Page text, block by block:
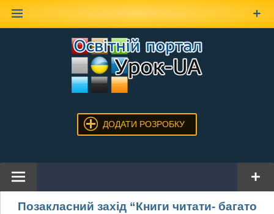
ДОДАТИ РОЗРОБКУ
Позакласний захід “Книги читати- багато